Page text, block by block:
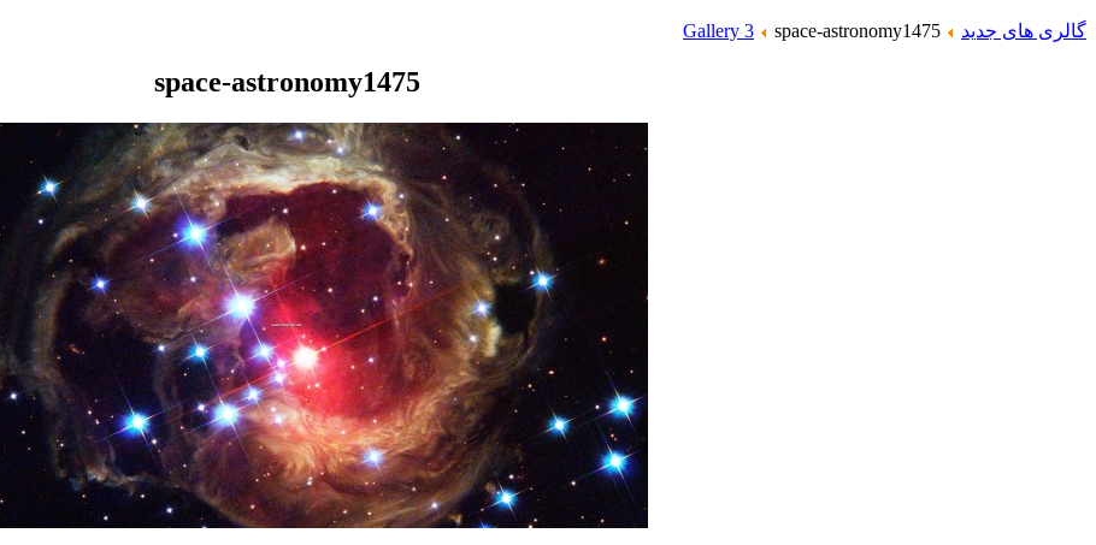
گالری های جدید Gallery 3 space-astronomy1475
space-astronomy1475